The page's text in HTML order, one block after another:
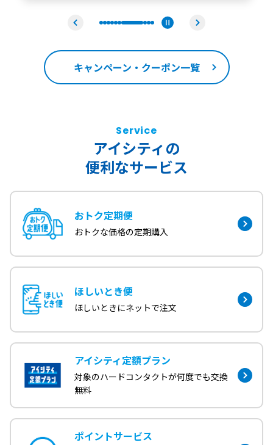
キャンペーン・クーポン一覧
Service
アイシティの
便利なサービス
おトク定期便
おトクな価格の定期購入
ほしいとき便
ほしいときにネットで注文
アイシティ定額プラン
対象のハードコンタクトが何度でも交換
無料
ポイントサービス